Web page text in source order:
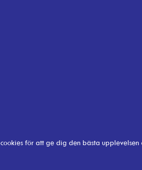
för att ge dig den bästa